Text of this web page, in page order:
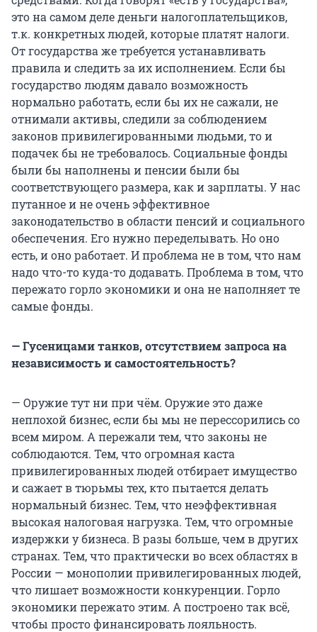
это на самом деле деньги налогоплательщиков,
т.к. конкретных людей, которые платят налоги.
От государства же требуется устанавливать
правила и следить за их исполнением. Если бы
государство людям давало возможность
нормально работать, если бы их не сажали, не
отнимали активы, следили за соблюдением
законов привилегированными людьми, то и
подачек бы не требовалось. Социальные фонды
были бы наполнены и пенсии были бы
соответствующего размера, как и зарплаты. У нас
путанное и не очень эффективное
законодательство в области пенсий и социального
обеспечения. Его нужно переделывать. Но оно
есть, и оно работает. И проблема не в том, что нам
надо что-то куда-то додавать. Проблема в том, что
пережато горло экономики и она не наполняет те
самые фонды.
— Гусеницами танков, отсутствием запроса на
независимость и самостоятельность?
— Оружие тут ни при чём. Оружие это даже
неплохой бизнес, если бы мы не перессорились со
всем миром. А пережали тем, что законы не
соблюдаются. Тем, что огромная каста
привилегированных людей отбирает имущество
и сажает в тюрьмы тех, кто пытается делать
нормальный бизнес. Тем, что неэффективная
высокая налоговая нагрузка. Тем, что огромные
издержки у бизнеса. В разы больше, чем в других
странах. Тем, что практически во всех областях в
России — монополии привилегированных людей,
что лишает возможности конкуренции. Горло
экономики пережато этим. А построено так всё,
чтобы просто финансировать лояльность.